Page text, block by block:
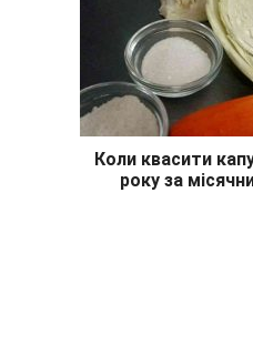
Коли квасити
року за